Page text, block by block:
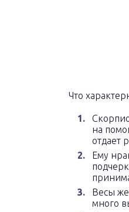
Что
на
отдает
Ему
Весы же
много